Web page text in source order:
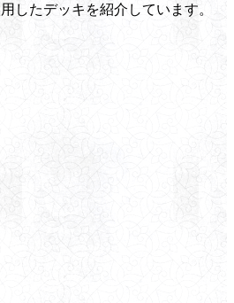
したデッキを紹介しています。